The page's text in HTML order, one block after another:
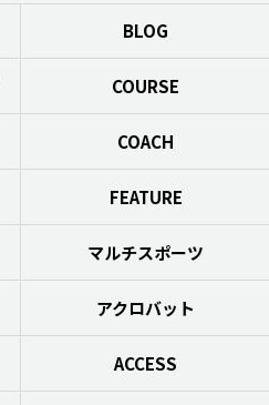
BLOG
COURSE
COACH
FEATURE
マルチスポーツ
アクロバット
ACCESS